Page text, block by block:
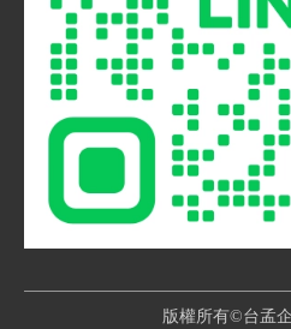
版權所有©台孟